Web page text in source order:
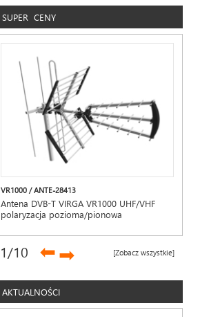
SUPER CENY
VR1000 / ANTE-28413
Antena DVB-T VIRGA VR1000 UHF/VHF
polaryzacja pozioma/pionowa
[Zobacz wszystkie]
1/10 ➡➡
AKTUALNOŚCI